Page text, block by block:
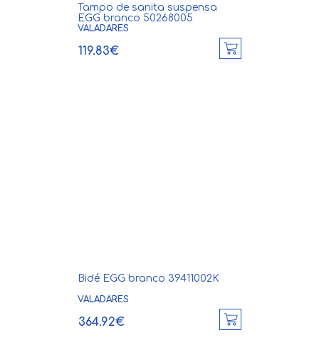
Tampo de sanita suspensa
EGG branco 50268005
VALADARES
119.83€
Bidé EGG branco 39411002K
VALADARES
364.92€